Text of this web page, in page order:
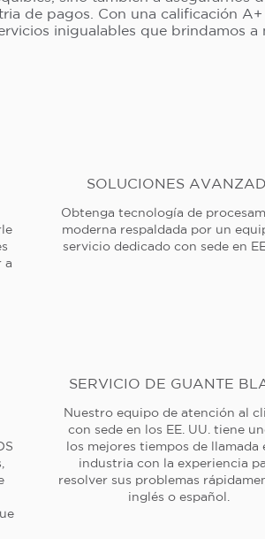
de pagos. Con una calificación
inigualables que brindamos a
a
SOLUCIONES
Obtenga tecnología de
moderna respaldada por un
servicio dedicado con sede en
SERVICIO DE GUANTE
Nuestro equipo de atención al
con sede en los EE. UU. tiene
los mejores tiempos de llamada
industria con la experiencia
resolver sus problemas
inglés o español.